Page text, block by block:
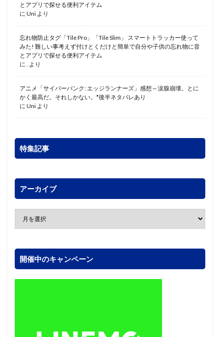
とアプリで探せる便利アイテム
に Uni より
忘れ物防止タグ「Tile Pro」「Tile Slim」 スマートトラッカー使って
みた! 難しい事考えず付けとくだけと簡単で自分や子供の忘れ物に音
とアプリで探せる便利アイテム
に
より
アニメ「サイバーパンク: エッジランナーズ」感想～涙腺崩壊。とに
かく最高だ。それしかない。*後半ネタバレあり
に Uni より
特集記事
アーカイブ
開催中のキャンペーン